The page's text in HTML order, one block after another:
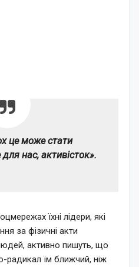
це може стати
нас, активісток».
їхні лідери, які
за фізичні акти
активно пишуть, що
радикал їм ближчий, ніж